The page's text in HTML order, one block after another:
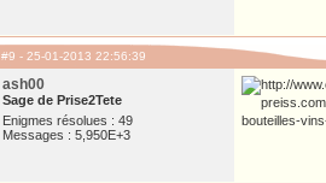
#9 - 25-01-2013 22:56:39
ash00
Sage de Prise2Tete
Enigmes résolues : 49
Messages : 5,950E+3